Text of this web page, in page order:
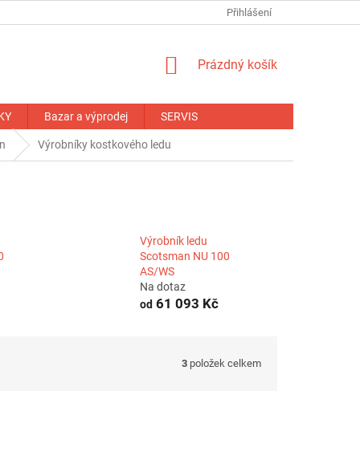
OBCHODNÍ PODMÍNKYPřihlášení
NÁKUPNÍ
Prázdný košík
Bazar a výprodej SERVIS
Výrobníky kostkového ledu
Výrobník ledu
Scotsman NU 100
AS/WS
Na dotaz
od61 093 Kč
3 položek celkem